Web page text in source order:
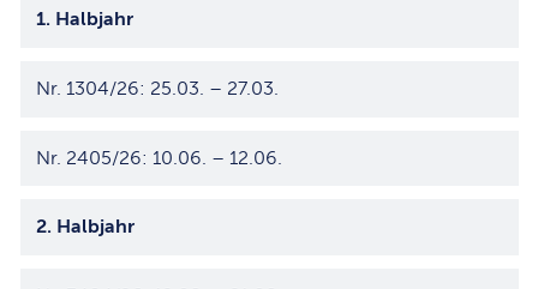
1. Halbjahr
Nr. 1304/26: 25.03. – 27.03.
Nr. 2405/26: 10.06. – 12.06.
2. Halbjahr